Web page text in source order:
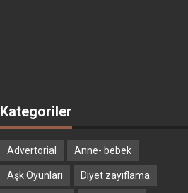
Kategoriler
Advertorial Anne- bebek
Aşk Oyunları Diyet zayıflama